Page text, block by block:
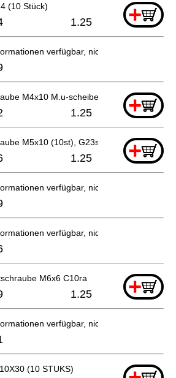
(10 Stück) +
1.25
verfügbar, nicht bestellbar
M4x10 M.u-scheibe For Usa+
1.25
M5x10 (10st), G23ss For Irl+
1.25
verfügbar, nicht bestellbar
verfügbar, nicht bestellbar
M6x6 C10ra +
1.25
verfügbar, nicht bestellbar
(10 STUKS)